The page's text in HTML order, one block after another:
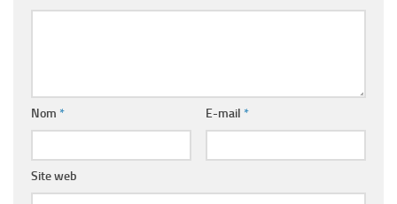
Nom * E-mail *
Site web